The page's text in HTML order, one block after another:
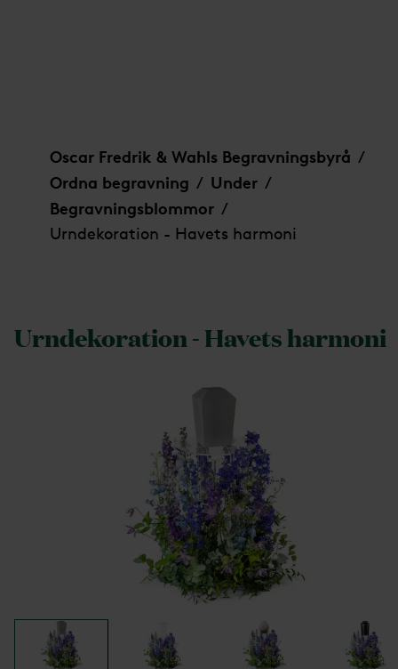
Oscar Fredrik & Wahls Begravningsbyrå /
Ordna begravning / Under /
Begravningsblommor /
Urndekoration - Havets harmoni
Urndekoration - Havets harmoni